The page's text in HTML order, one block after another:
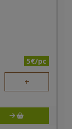
5€/pc
+